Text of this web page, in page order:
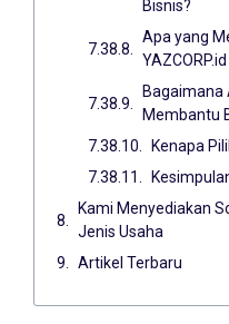
Bisnis?
Apa yang
Bagaimana
Membantu
Kenapa
Kami Menyediakan
Jenis Usaha
Artikel Terbaru